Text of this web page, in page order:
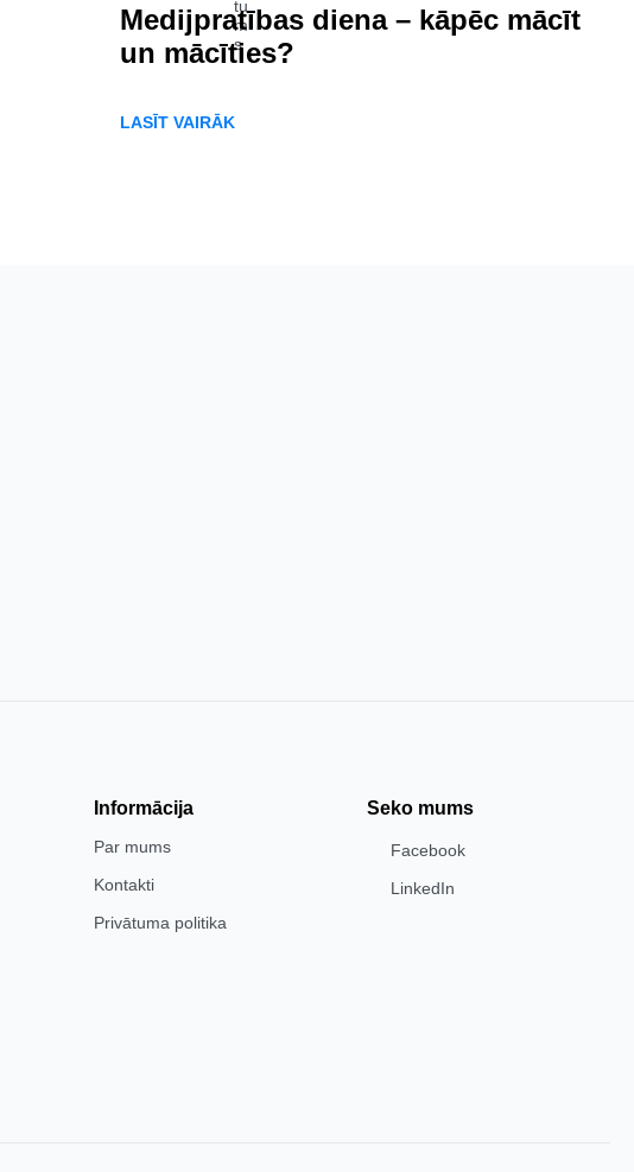
Medijpratības diena – kāpēc mācīt
un mācīties?
LASĪT VAIRĀK
Informācija
Par mums
Kontakti
Privātuma politika
Seko mums
Facebook
LinkedIn